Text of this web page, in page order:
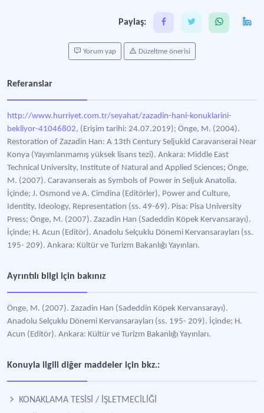
Paylaş:
Yorum yap Düzeltme önerisi
Referanslar
http://www.hurriyet.com.tr/seyahat/zazadin-hani-konuklarini-
bekliyor-41046802, (Erişim tarihi: 24.07.2019); Önge, M. (2004).
Restoration of Zazadin Han: A 13th Century Seljukid Caravanserai Near
Konya (Yayımlanmamış yüksek lisans tezi). Ankara: Middle East
Technical University, Institute of Natural and Applied Sciences; Önge,
M. (2007). Caravanserais as Symbols of Power in Seljuk Anatolia.
İçinde; J. Osmond ve A. Cimdina (Editörler), Power and Culture,
Identity, Ideology, Representation (ss. 49-69). Pisa: Pisa University
Press; Önge, M. (2007). Zazadin Han (Sadeddin Köpek Kervansarayı).
İçinde; H. Acun (Editör). Anadolu Selçuklu Dönemi Kervansarayları (ss.
195- 209). Ankara: Kültür ve Turizm Bakanlığı Yayınları.
Ayrıntılı bilgi için bakınız
Önge, M. (2007). Zazadin Han (Sadeddin Köpek Kervansarayı).
Anadolu Selçuklu Dönemi Kervansarayları (ss. 195- 209). İçinde; H.
Acun (Editör). Ankara: Kültür ve Turizm Bakanlığı Yayınları.
Konuyla ilgili diğer maddeler için bkz.:
KONAKLAMA TESİSİ / İŞLETMECİLİĞİ